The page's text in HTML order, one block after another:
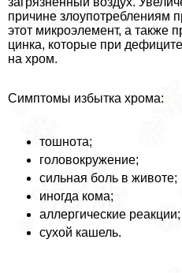
причине злоупотрeблениям
этот микроэлемент, а также
цинка, которые при
на хром.
Симптомы избытка хрома:
тошнота;
головокружение;
сильная боль в животе;
иногда кома;
аллергические реакции;
сухой кашель.